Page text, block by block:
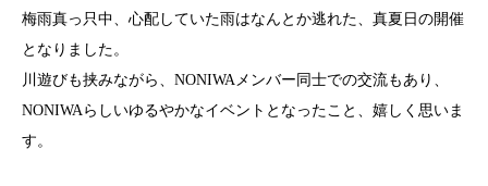
梅雨真っ只中、心配していた雨はなんとか逃れた、真夏日の開催
となりました。
川遊びも挟みながら、NONIWAメンバー同士での交流もあり、
NONIWAらしいゆるやかなイベントとなったこと、嬉しく思いま
す。